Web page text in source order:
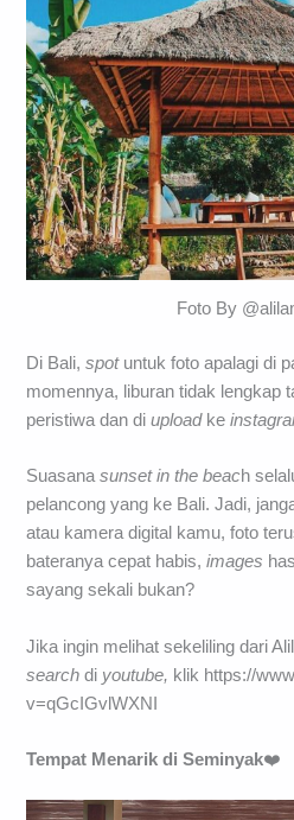
Foto By
Di Bali,spotuntuk foto apalagi di
momennya, liburan tidak lengkap
peristiwa dan diuploadke
Suasanasunset in the beach
pelancong yang ke Bali. Jadi,
atau kamera digital kamu, foto
bateranya cepat habis,images
sayang sekali bukan?
Jika ingin melihat sekeliling dari
search di youtube, klik https://
v=qGcIGvlWXNI
Tempat Menarik di Seminyak❤️